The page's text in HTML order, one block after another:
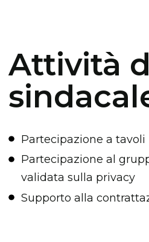
Attività
Partecipazione a
Partecipazione al
validata sulla privacy
Supporto alla